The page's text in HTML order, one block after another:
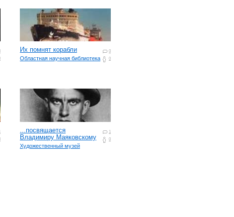
0
0
Их помнят корабли
Областная научная библиотека
1
0
...посвящается
Владимиру Маяковскому
Художественный музей